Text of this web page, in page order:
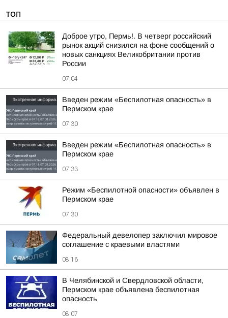
ТОП
Доброе утро, Пермь!. В четверг российский
рынок акций снизился на фоне сообщений о
новых санкциях Великобритании против
России
07:04
Введен режим «Беспилотная опасность» в
Пермском крае
07:30
Введен режим «Беспилотная опасность» в
Пермском крае
07:33
Режим «Беспилотной опасности» объявлен в
Пермском крае
07:30
Федеральный девелопер заключил мировое
соглашение с краевыми властями
08:16
В Челябинской и Свердловской области,
Пермском крае объявлена беспилотная
опасность
08:07